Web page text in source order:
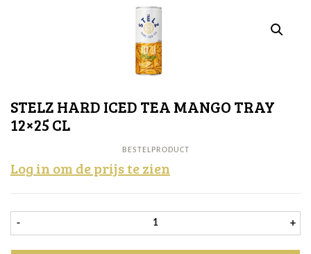
STELZ HARD ICED TEA MANGO TRAY
12×25 CL
BESTELPRODUCT
Log in om de prijs te zien
- Stelz Hard Iced Tea Mango tray+